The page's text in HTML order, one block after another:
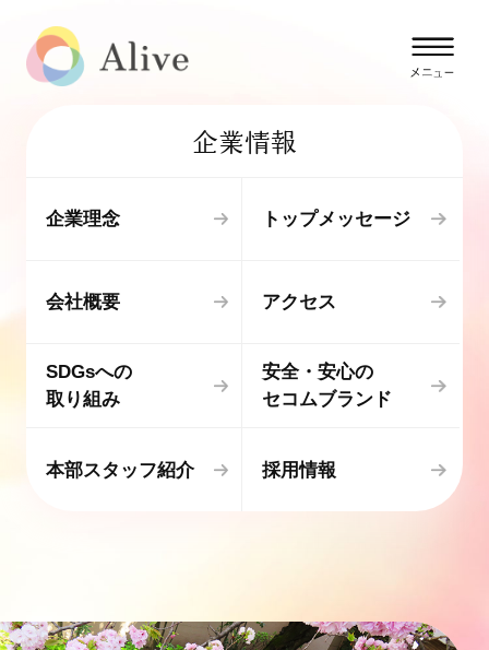
企業情報
企業理念 トップメッセージ
会社概要 アクセス
SDGsへの
取り組み
安全・安心の
セコムブランド
本部スタッフ紹介 採用情報